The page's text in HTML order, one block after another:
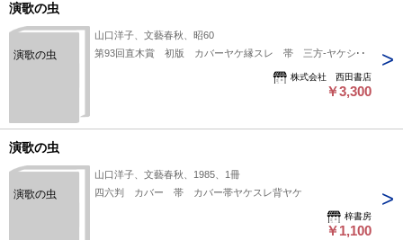
演歌の虫
演歌の虫
山口洋子、文藝春秋、昭60
第93回直木賞 初版 カバーヤケ縁スレ 帯 三方-ヤケシミ
株式会社 西田書店
￥3,300
演歌の虫
演歌の虫
山口洋子、文藝春秋、1985、1冊
四六判 カバー 帯 カバー帯ヤケスレ背ヤケ
梓書房
￥1,100